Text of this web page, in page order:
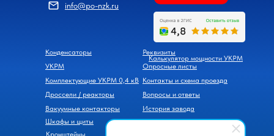
info@po-nzk.ru
Конденсаторы
УКРМ
Комплектующие УКРМ 0,4 кВ
Кронштейны
Шкафы и щиты
Вакуумные контакторы
Дроссели / реакторы
Реквизиты
Калькулятор мощности УКРМ
Опросные листы
Контакты и схема проезда
Вопросы и ответы
Новости
История завода